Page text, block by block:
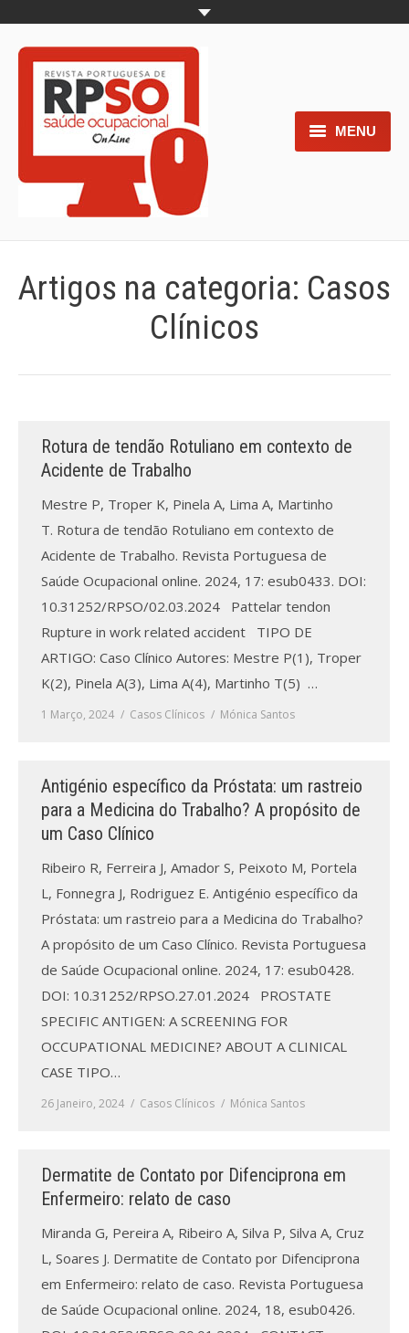
MENU
Home
Trabalhos aceites para submissão
Processo de submissão
Formação Profissional
Bolsa de emprego (oferta/
Sugestões para os Leitores
Investigarem
Congressos
Artigos recentes
Revistas previamente publicadas
Como publicitar na nossa revista
Contatos
Informações adicionais
Estatísticas da Revista
Ficha técnica
Artigos na categoria: Casos
Clínicos
Rotura de tendão Rotuliano em contexto de
Acidente de Trabalho
Mestre P, Troper K, Pinela A, Lima A, Martinho
T. Rotura de tendão Rotuliano em contexto de
Acidente de Trabalho. Revista Portuguesa de
Saúde Ocupacional online. 2024, 17: esub0433. DOI:
10.31252/RPSO/02.03.2024 Pattelar tendon
Rupture in work related accident TIPO DE
ARTIGO: Caso Clínico Autores: Mestre P(1), Troper
K(2), Pinela A(3), Lima A(4), Martinho T(5) …
1 Março, 2024 Casos Clínicos Mónica Santos
Antigénio específico da Próstata: um rastreio
para a Medicina do Trabalho? A propósito de
um Caso Clínico
Ribeiro R, Ferreira J, Amador S, Peixoto M, Portela
L, Fonnegra J, Rodriguez E. Antigénio específico da
Próstata: um rastreio para a Medicina do Trabalho?
A propósito de um Caso Clínico. Revista Portuguesa
de Saúde Ocupacional online. 2024, 17: esub0428.
DOI: 10.31252/RPSO.27.01.2024 PROSTATE
SPECIFIC ANTIGEN: A SCREENING FOR
OCCUPATIONAL MEDICINE? ABOUT A CLINICAL
CASE TIPO…
26 Janeiro, 2024 Casos Clínicos Mónica Santos
Dermatite de Contato por Difenciprona em
Enfermeiro: relato de caso
Miranda G, Pereira A, Ribeiro A, Silva P, Silva A, Cruz
L, Soares J. Dermatite de Contato por Difenciprona
em Enfermeiro: relato de caso. Revista Portuguesa
de Saúde Ocupacional online. 2024, 18, esub0426.